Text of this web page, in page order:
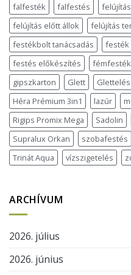
falfesték
falfestés felújítás
felújítás előtt állok
felújítás
festékbolt tanácsadás
festék
festés előkészítés
fémfesték
gipszkarton
Glett Glettelés
Héra Prémium 3in1
lazúr
Rigips Promix Mega
Sadolin
Supralux Orkan
szobafestés
Trinát Aqua
vízszigetelés
ARCHÍVUM
2026. július
2026. június